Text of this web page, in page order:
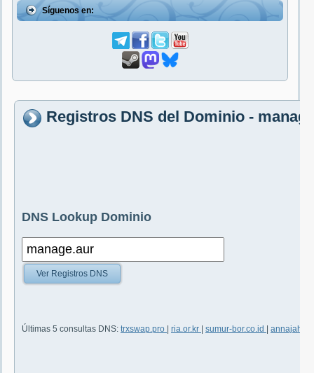
Síguenos en:
Registros DNS del Dominio -
DNS Lookup Dominio
Ver Registros DNS
Últimas 5 consultas DNS: trxswap.pro ria.or.kr sumur-bor.co.id